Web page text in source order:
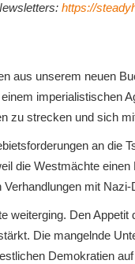
https://
aus unserem neuen
imperialistischen
zu strecken und sich
an die
die Westmächte
mit
weiterging. Den
Die mangelnde
Demokratien